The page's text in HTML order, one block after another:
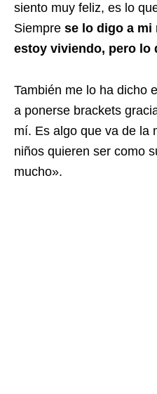
siento muy feliz, es lo
Siempre se lo digo a mi
estoy viviendo, pero lo
También me lo ha dicho
a ponerse brackets
mí. Es algo que va de la
niños quieren ser como
mucho».